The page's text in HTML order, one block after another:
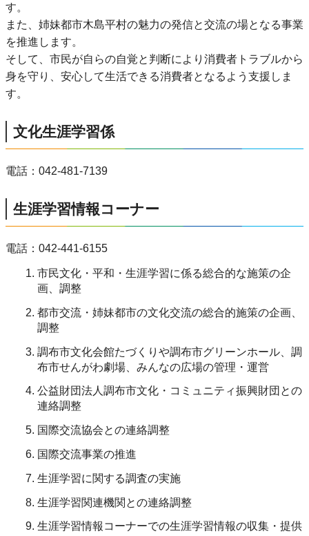
す。
また、姉妹都市木島平村の魅力の発信と交流の場となる事業
を推進します。
そして、市民が自らの自覚と判断により消費者トラブルから
身を守り、安心して生活できる消費者となるよう支援しま
す。
文化生涯学習係
電話：042-481-7139
生涯学習情報コーナー
電話：042-441-6155
市民文化・平和・生涯学習に係る総合的な施策の企
画、調整
都市交流・姉妹都市の文化交流の総合的施策の企画、
調整
調布市文化会館たづくりや調布市グリーンホール、調
布市せんがわ劇場、みんなの広場の管理・運営
公益財団法人調布市文化・コミュニティ振興財団との
連絡調整
国際交流協会との連絡調整
国際交流事業の推進
生涯学習に関する調査の実施
生涯学習関連機関との連絡調整
生涯学習情報コーナーでの生涯学習情報の収集・提供